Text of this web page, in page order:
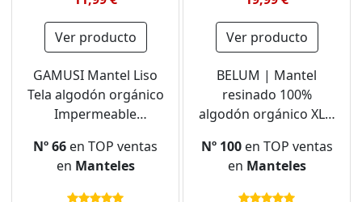
Ver producto
GAMUSI Mantel Liso
Tela algodón orgánico
Impermeable
Rectangular Color
Piedra 140x100 cm
Nº 66 en TOP ventas
en Manteles
Ver producto
BELUM | Mantel
resinado 100%
algodón orgánico XL |
Antimanchas | Mantel
Grande para Mesa
Rectangular| Mantel
Nº 100en TOP ventas
en Manteles